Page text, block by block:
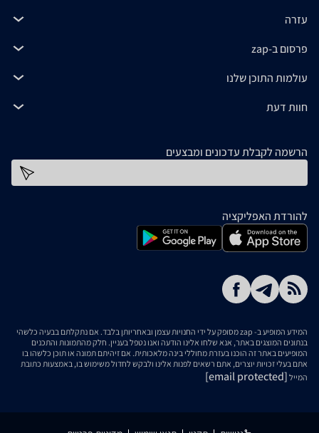
עזרה
פרסום ב-zap
עולמות התוכן שלנו
חוות דעת
הרשמה לקבלת עדכונים ומבצעים
להורדת האפליקציה
המידע המופיע ב- zap מסופק על ידי החנויות עצמן ובאחריותן בלבד. אם נתקלתם בבעיה כלשהי
בנתונים המוצגים באתר, אנא שלחו אלינו הודעה ואנו נטפל בעניין. חלק מהתמונות והתכנים
המופיעים באתר זה הוכנו בעזרת מחוללי בינה מלאכותית. אם זיהיתם תמונה או תוכן כלשהו בו
אתם בעלי זכויות יוצרים, אתם רשאים לפנות אלינו ולבקש לחדול משימוש בו, באמצעות כתובת
המייל [email protected]